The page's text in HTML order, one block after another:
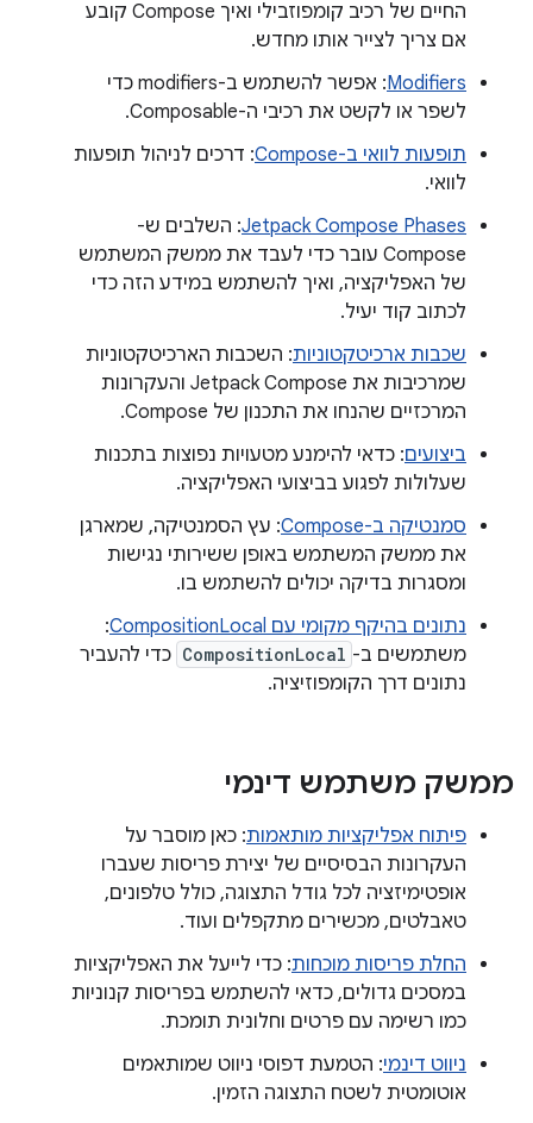
החיים של רכיב קומפוזבילי ואיך Compose קובע
אם צריך לצייר אותו מחדש.
Modifiers
: אפשר להשתמש ב-modifiers כדי
לשפר או לקשט את רכיבי ה-Composable.
תופעות לוואי ב-Compose
: דרכים לניהול תופעות
לוואי.
Jetpack Compose Phases: השלבים ש-
Compose עובר כדי לעבד את ממשק המשתמש
של האפליקציה, ואיך להשתמש במידע הזה כדי
לכתוב קוד יעיל.
שכבות ארכיטקטוניות: השכבות הארכיטקטוניות
שמרכיבות את Jetpack Compose והעקרונות
המרכזיים שהנחו את התכנון של Compose.
ביצועים: כדאי להימנע מטעויות נפוצות בתכנות
שעלולות לפגוע בביצועי האפליקציה.
סמנטיקה ב-Compose
: עץ הסמנטיקה, שמארגן
את ממשק המשתמש באופן ששירותי נגישות
ומסגרות בדיקה יכולים להשתמש בו.
נתונים בהיקף מקומי עם CompositionLocal
:
משתמשים ב- CompositionLocal כדי להעביר
נתונים דרך הקומפוזיציה.
ממשק משתמש דינמי
פיתוח אפליקציות מותאמות: כאן מוסבר על
העקרונות הבסיסיים של יצירת פריסות שעברו
אופטימיזציה לכל גודל התצוגה, כולל טלפונים,
טאבלטים, מכשירים מתקפלים ועוד.
החלת פריסות מוכחות: כדי לייעל את האפליקציות
במסכים גדולים, כדאי להשתמש בפריסות קנוניות
כמו רשימה עם פרטים וחלונית תומכת.
ניווט דינמי: הטמעת דפוסי ניווט שמותאמים
אוטומטית לשטח התצוגה הזמין.